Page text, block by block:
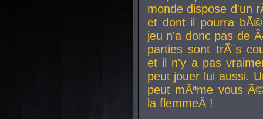
monde dispose d'un
et dont il pourra
jeu n'a donc pas de
parties sont trÃ¨s
et il n'y a pas
peut jouer lui aussi.
peut mÃªme vous
la flemmeÂ !